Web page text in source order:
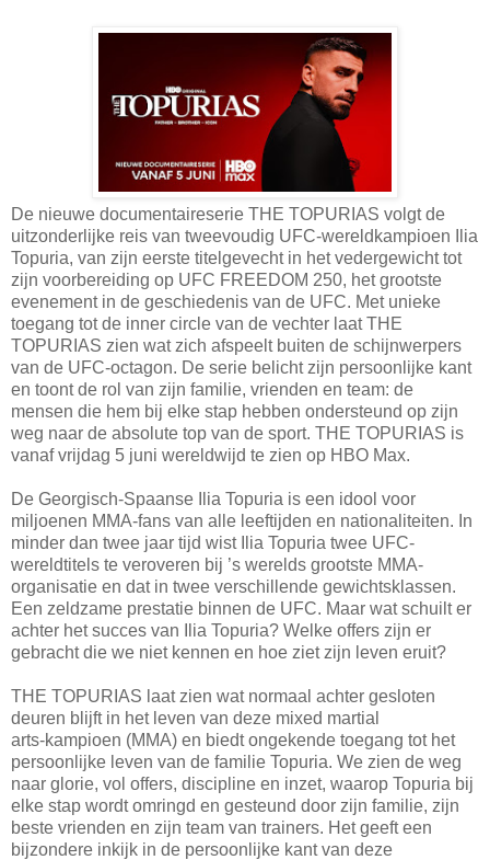
De nieuwe documentaireserie THE TOPURIAS volgt de
uitzonderlijke reis van tweevoudig UFC‑wereldkampioen Ilia
Topuria, van zijn eerste titelgevecht in het vedergewicht tot
zijn voorbereiding op UFC FREEDOM 250, het grootste
evenement in de geschiedenis van de UFC. Met unieke
toegang tot de inner circle van de vechter laat THE
TOPURIAS zien wat zich afspeelt buiten de schijnwerpers
van de UFC‑octagon. De serie belicht zijn persoonlijke kant
en toont de rol van zijn familie, vrienden en team: de
mensen die hem bij elke stap hebben ondersteund op zijn
weg naar de absolute top van de sport. THE TOPURIAS is
vanaf vrijdag 5 juni wereldwijd te zien op HBO Max.
De Georgisch‑Spaanse Ilia Topuria is een idool voor
miljoenen MMA‑fans van alle leeftijden en nationaliteiten. In
minder dan twee jaar tijd wist Ilia Topuria twee UFC-
wereldtitels te veroveren bij ’s werelds grootste MMA-
organisatie en dat in twee verschillende gewichtsklassen.
Een zeldzame prestatie binnen de UFC. Maar wat schuilt er
achter het succes van Ilia Topuria? Welke offers zijn er
gebracht die we niet kennen en hoe ziet zijn leven eruit?
THE TOPURIAS laat zien wat normaal achter gesloten
deuren blijft in het leven van deze mixed martial
arts‑kampioen (MMA) en biedt ongekende toegang tot het
persoonlijke leven van de familie Topuria. We zien de weg
naar glorie, vol offers, discipline en inzet, waarop Topuria bij
elke stap wordt omringd en gesteund door zijn familie, zijn
beste vrienden en zijn team van trainers. Het geeft een
bijzondere inkijk in de persoonlijke kant van deze